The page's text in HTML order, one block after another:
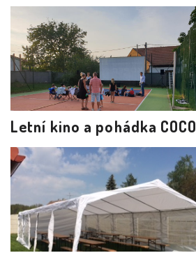
Letní kino a pohádka COCO